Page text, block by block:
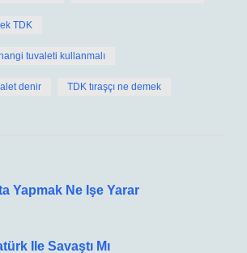
TDK
tuvaleti kullanmalı
denir TDK tıraşçı ne demek
Yapmak Ne Işe Yarar
Ile Savaştı Mı